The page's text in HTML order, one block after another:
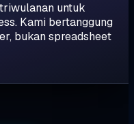
untuk
Kami bertanggung
bukan spreadsheet